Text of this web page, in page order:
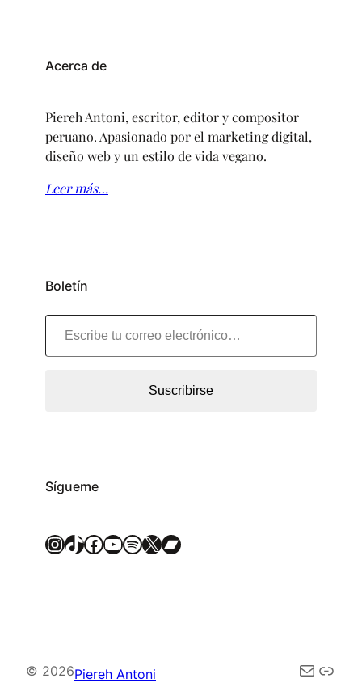
Acerca de
Piereh Antoni, escritor, editor y compositor
peruano. Apasionado por el marketing digital,
diseño web y un estilo de vida vegano.
Leer más…
Boletín
Escribe tu correo electrónico…
Suscribirse
Sígueme
InstagramTikTok Facebook YouTube Spotify X Bandcamp
© 2026Piereh Antoni Correo